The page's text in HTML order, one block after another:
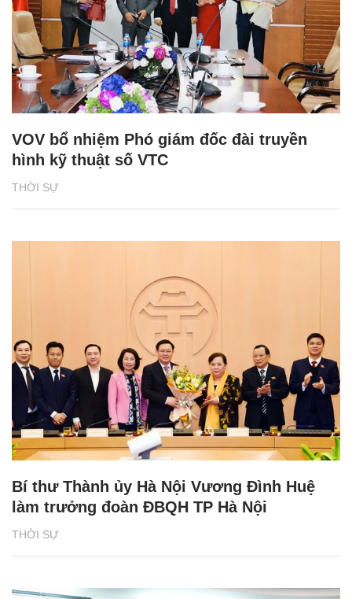
THỜI SỰ
VOV bổ nhiệm Phó giám đốc đài truyền
hình kỹ thuật số VTC
THỜI SỰ
Bí thư Thành ủy Hà Nội Vương Đình Huệ
làm trưởng đoàn ĐBQH TP Hà Nội